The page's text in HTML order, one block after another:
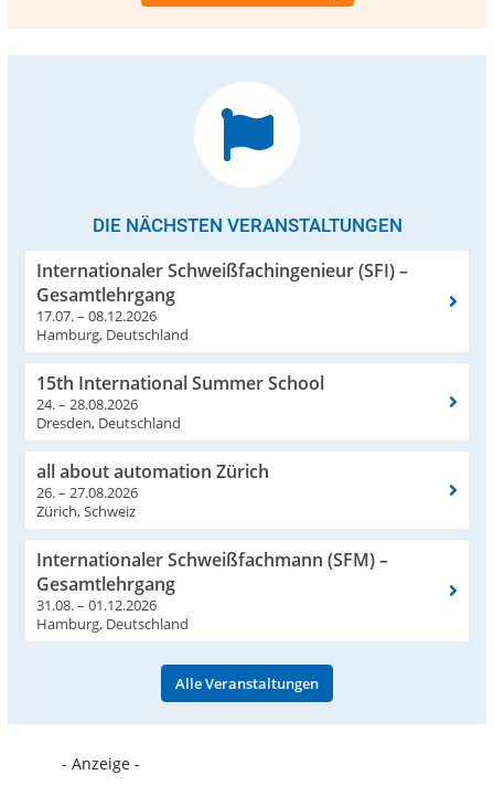
DIE NÄCHSTEN VERANSTALTUNGEN
Internationaler Schweißfachingenieur (SFI) –
Gesamtlehrgang
17.07. – 08.12.2026
Hamburg, Deutschland
15th International Summer School
24. – 28.08.2026
Dresden, Deutschland
all about automation Zürich
26. – 27.08.2026
Zürich, Schweiz
Internationaler Schweißfachmann (SFM) –
Gesamtlehrgang
31.08. – 01.12.2026
Hamburg, Deutschland
Alle Veranstaltungen
- Anzeige -